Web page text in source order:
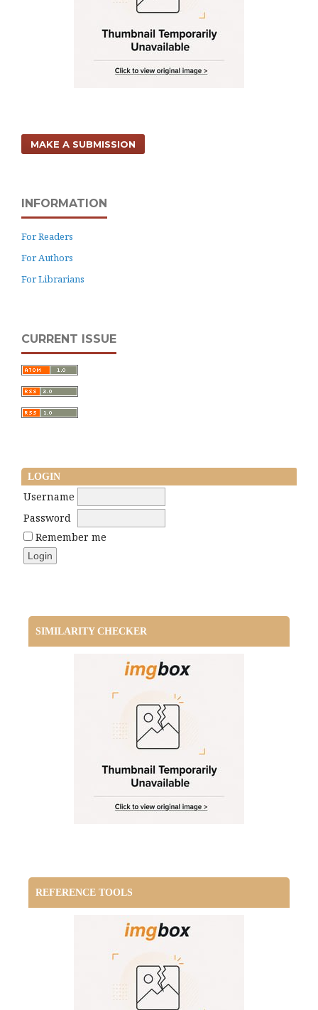
MAKE A SUBMISSION
INFORMATION
For Readers
For Authors
For Librarians
CURRENT ISSUE
LOGIN
Username
Password
Remember me
SIMILARITY CHECKER
REFERENCE TOOLS